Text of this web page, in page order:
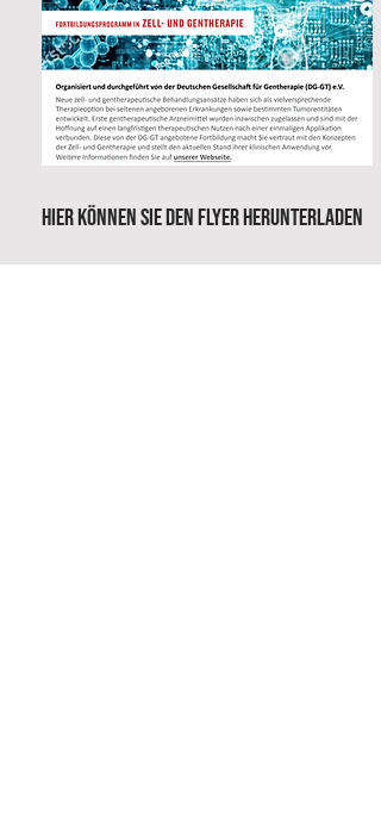
HIER KÖNNEN SIE DEN FLYER HERUNTERLADEN